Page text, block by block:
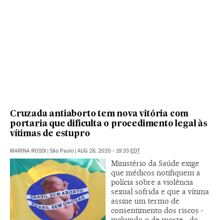
Cruzada antiaborto tem nova vitória com
portaria que dificulta o procedimento legal às
vítimas de estupro
MARINA ROSSI São Paulo AUG 28, 2020 - 19:33 EDT
Ministério da Saúde exige
que médicos notifiquem a
polícia sobre a violência
sexual sofrida e que a vítima
assine um termo de
consentimento dos riscos -